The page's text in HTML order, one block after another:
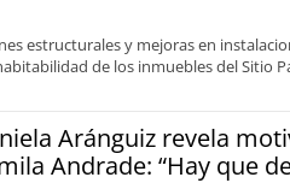
estructurales y mejoras en
de los inmuebles del Sitio
Aránguiz revela
Andrade: “Hay que